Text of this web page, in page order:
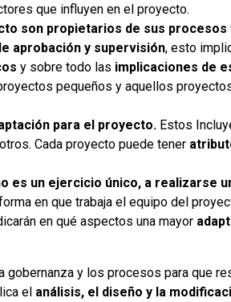
que influyen en el proyecto.
son propietarios de sus procesos
aprobación y supervisión, esto
y sobre todo las implicaciones de
pequeños y aquellos
para el proyecto. Estos
Cada proyecto puede tener
es un ejercicio único, a realizarse
en que trabaja el equipo del
en qué aspectos una mayor
gobernanza y los procesos para que
el análisis, el diseño y la